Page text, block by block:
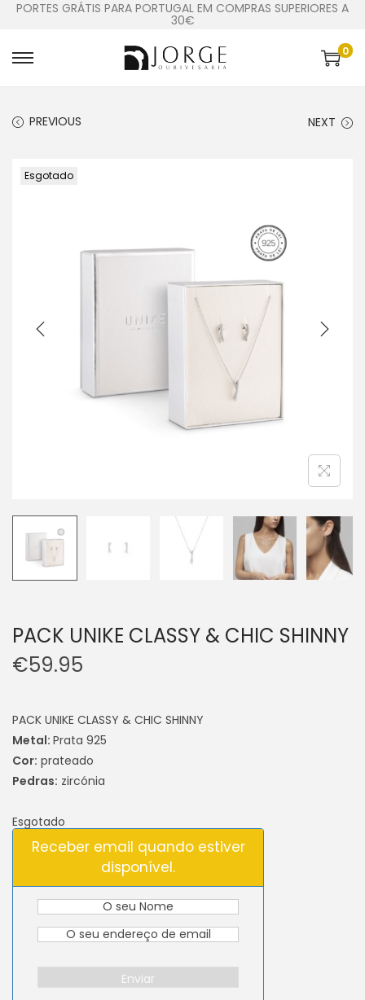
PORTES GRÁTIS PARA PORTUGAL EM COMPRAS SUPERIORES A
30€
0
PREVIOUS NEXT
Esgotado
PACK UNIKE CLASSY & CHIC SHINNY
€59.95
PACK UNIKE CLASSY & CHIC SHINNY
Metal: Prata 925
Cor: prateado
Pedras: zircónia
Esgotado
Receber email quando estiver
disponível.
Enviar